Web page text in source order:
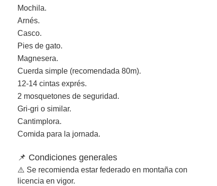
Mochila.
Arnés.
Casco.
Pies de gato.
Magnesera.
Cuerda simple (recomendada 80m).
12-14 cintas exprés.
2 mosquetones de seguridad.
Gri-gri o similar.
Cantimplora.
Comida para la jornada.
📌 Condiciones generales
⚠️ Se recomienda estar federado en montaña con
licencia en vigor.